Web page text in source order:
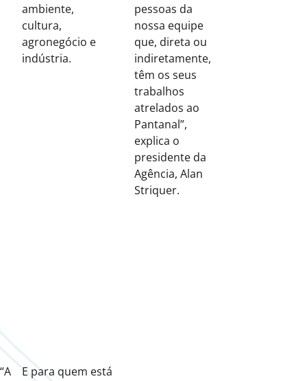
ambiente,
cultura,
agronegócio e
indústria.
pessoas da
nossa equipe
que, direta ou
indiretamente,
têm os seus
trabalhos
atrelados ao
Pantanal”,
explica o
presidente da
Agência, Alan
Striquer.
“A
E para quem está